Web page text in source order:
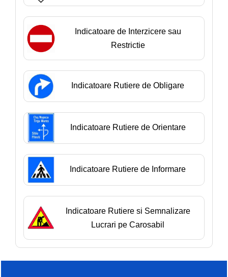
Indicatoare de Interzicere sau
Restrictie
Indicatoare Rutiere de Obligare
Indicatoare Rutiere de Orientare
Indicatoare Rutiere de Informare
Indicatoare Rutiere si Semnalizare
Lucrari pe Carosabil